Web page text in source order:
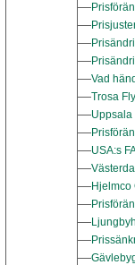
Vad
Trosa
Uppsala
USA:s
Hjelmco